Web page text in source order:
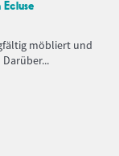
möbliert und